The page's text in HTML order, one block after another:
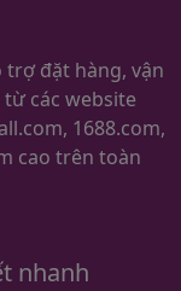
trợ đặt hàng, vận
các website
1688.com,
cao trên toàn
nhanh